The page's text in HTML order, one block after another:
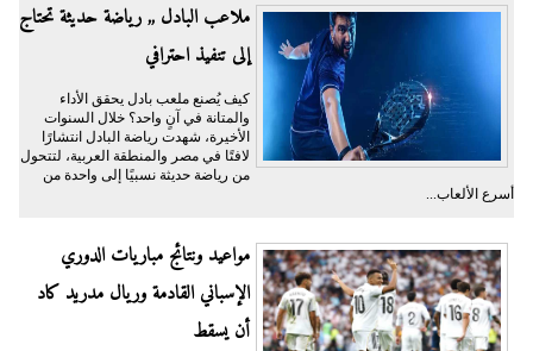
ملاعب البادل ,, رياضة حديثة تحتاج
إلى تنفيذ احترافي
كيف يُصنع ملعب بادل يحقق الأداء
والمتانة في آنٍ واحد؟ خلال السنوات
الأخيرة، شهدت رياضة البادل انتشارًا
لافتًا في مصر والمنطقة العربية، لتتحول
من رياضة حديثة نسبيًا إلى واحدة من
أسرع الألعاب...
مواعيد ونتائج مباريات الدوري
الإسباني القادمة وريال مدريد كاد
أن يسقط